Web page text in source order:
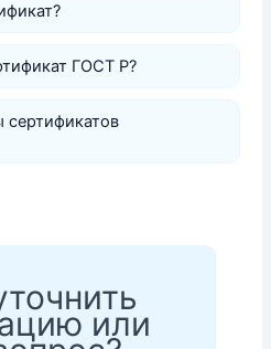
ГОСТ Р?
или